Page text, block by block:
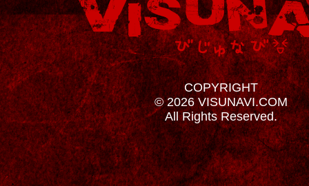
COPYRIGHT
© 2026 VISUNAVI.COM
All Rights Reserved.